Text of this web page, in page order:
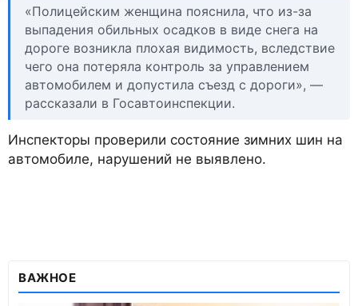
«​​Полицейским женщина пояснила, что из-за
выпадения​ обильных осадков в виде снега на
дороге​ возникла плохая видимость, вследствие
чего она потеряла контроль за управлением
автомобилем и​ допустила съезд с дороги», —
рассказали в Госавтоинспекции.
Инспекторы проверили состояние зимних шин на
автомобиле,​ нарушений не выявлено.
ВАЖНОЕ